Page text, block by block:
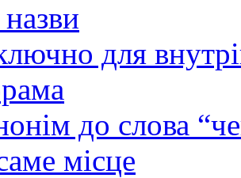
для
до слова
місце